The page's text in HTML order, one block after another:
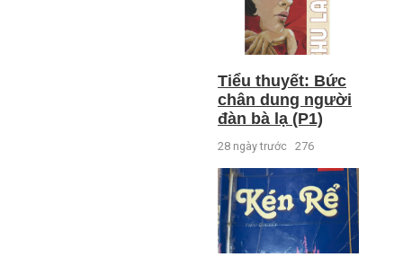
Tiểu thuyết: Bức
chân dung người
đàn bà lạ (P1)
28 ngày trước 276